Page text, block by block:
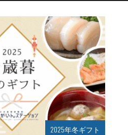
2025年夏ギフト始まりました！